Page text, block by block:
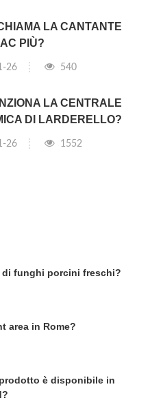
LA CANTANTE
PIÙ?
26 540
LA CENTRALE
DI LARDERELLO?
26 1552
funghi porcini freschi?
area in Rome?
è disponibile in